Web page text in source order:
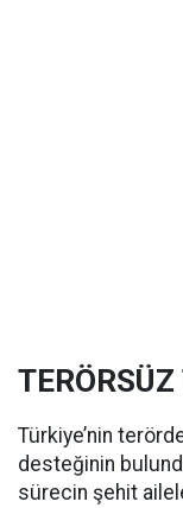
Türkiye’nin
desteğinin
sürecin şehit